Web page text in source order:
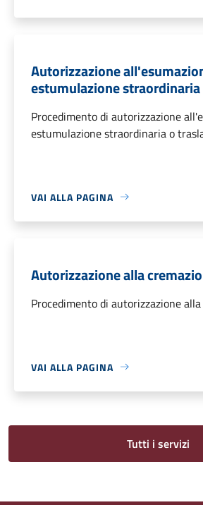
Autorizzazione
estumulazione
Procedimento di autorizzazione
estumulazione straordinaria o
VAI ALLA PAGINA
Autorizzazione alla
Procedimento di autorizzazione
VAI ALLA PAGINA
Tutti i servizi